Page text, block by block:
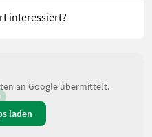
interessiert?
an Google übermittelt.
laden